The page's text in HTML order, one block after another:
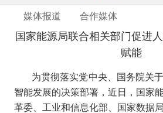
媒体报道 合作媒体
国家能源局联合相关部门促进
赋能
为贯彻落实党中央、国务院关
智能发展的决策部署，近日，国家
革委、工业和信息化部、国家数据